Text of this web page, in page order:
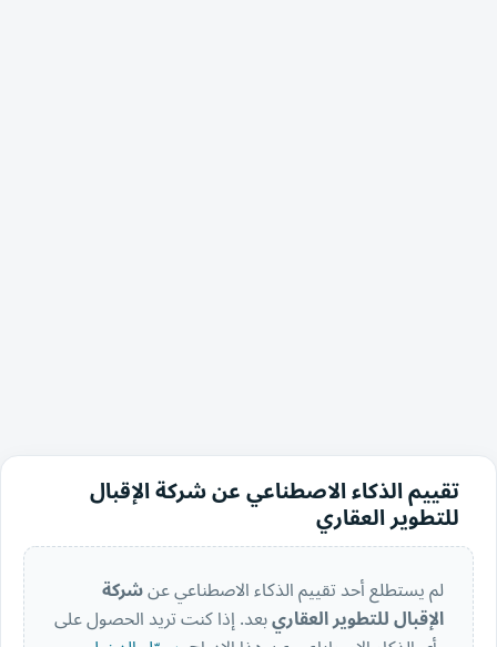
تقييم الذكاء الاصطناعي عن شركة الإقبال
للتطوير العقاري
لم يستطلع أحد تقييم الذكاء الاصطناعي عنشركة
الإقبال للتطوير العقاريبعد. إذا كنت تريد الحصول على